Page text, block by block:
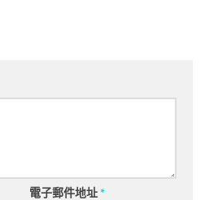
電子郵件地址*